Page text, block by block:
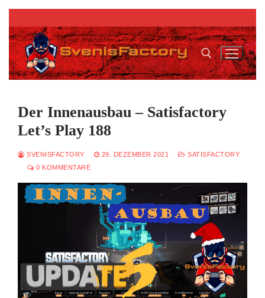
Zum
Inhalt
springen
Der Innenausbau – Satisfactory
Let’s Play 188
SVENISFACTORY 29. DEZEMBER 2021
SATISFACTORY
0 KOMMENTARE